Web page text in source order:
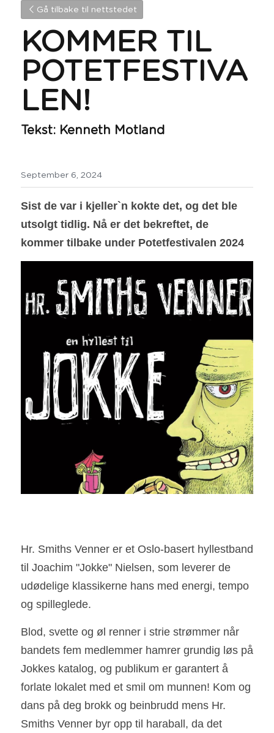
Gå tilbake til nettstedet
KOMMER TIL
POTETFESTIVA
LEN!
Tekst: Kenneth Motland
September 6, 2024
Sist de var i kjeller`n kokte det, og det ble
utsolgt tidlig. Nå er det bekreftet, de
kommer tilbake under Potetfestivalen 2024
Hr. Smiths Venner er et Oslo-basert hyllestband
til Joachim "Jokke" Nielsen, som leverer de
udødelige klassikerne hans med energi, tempo
og spilleglede.
Blod, svette og øl renner i strie strømmer når
bandets fem medlemmer hamrer grundig løs på
Jokkes katalog, og publikum er garantert å
forlate lokalet med et smil om munnen! Kom og
dans på deg brokk og beinbrudd mens Hr.
Smiths Venner byr opp til haraball, da det